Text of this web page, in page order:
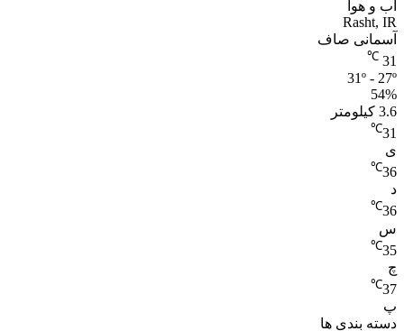
آب و هوا
Rasht, IR
آسمانی صاف
31
℃
31º - 27º
54%
3.6 کیلومتر
31
℃
ی
36
℃
د
36
℃
س
35
℃
چ
37
℃
پ
دسته بندی ها